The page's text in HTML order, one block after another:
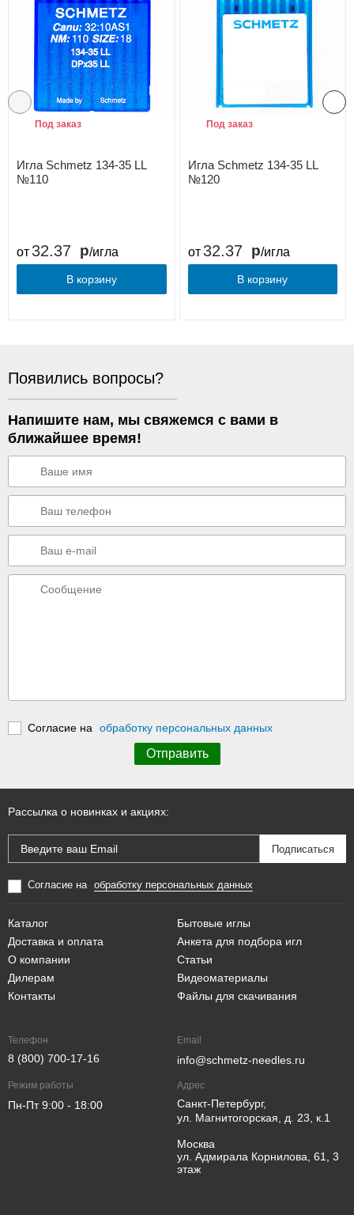
Игла Schmetz 134-35 LL
№110
Под заказ
от 32.37 /игла
В корзину
Игла Schmetz 134-35 LL
№120
Под заказ
от 32.37 /игла
В корзину
Появились вопросы?
Напишите нам, мы свяжемся с вами в
ближайшее время!
Согласие на обработку персональных данных
Рассылка о новинках и акциях:
Согласие на обработку персональных данных
Каталог
Доставка и оплата
О компании
Дилерам
Контакты
Бытовые иглы
Анкета для подбора игл
Статьи
Видеоматериалы
Файлы для скачивания
Телефон
8 (800) 700-17-16
Email
info@schmetz-needles.ru
Режим работы
Пн-Пт 9:00 - 18:00
Адрес
Санкт-Петербург,
ул. Магнитогорская, д. 23, к.1
Москва
ул. Адмирала Корнилова, 61, 3
этаж